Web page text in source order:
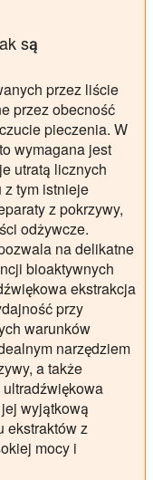
są
przez liście
przez obecność
pieczenia. W
wymagana jest
utratą licznych
z tym istnieje
z pokrzywy,
odżywcze.
na delikatne
bioaktywnych
ekstrakcja
przy
warunków
narzędziem
a także
wyjątkową
ekstraktów z
mocy i